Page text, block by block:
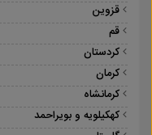
قزوین
قم
کردستان
کرمان
کرمانشاه
کهکیلویه و بویراحمد